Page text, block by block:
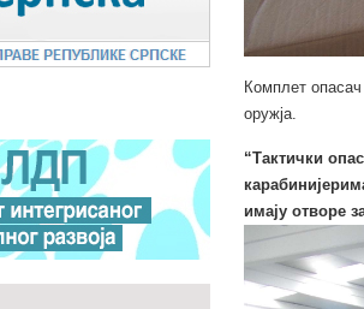
Комплет
оружја.
“Тактички
имају отворе